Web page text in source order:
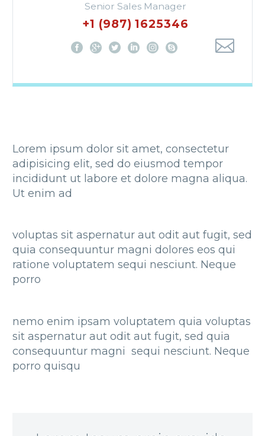
Senior Sales Manager
+1 (987) 1625346
Lorem ipsum dolor sit amet, consectetur
adipisicing elit, sed do eiusmod tempor
incididunt ut labore et dolore magna aliqua.
Ut enim ad
voluptas sit aspernatur aut odit aut fugit, sed
quia consequuntur magni dolores eos qui
ratione voluptatem sequi nesciunt. Neque
porro
nemo enim ipsam voluptatem quia voluptas
sit aspernatur aut odit aut fugit, sed quia
consequuntur magni sequi nesciunt. Neque
porro quisqu